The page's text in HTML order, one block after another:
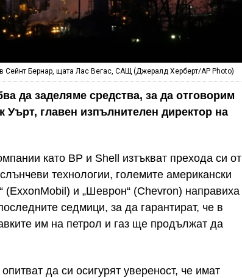
Сейнт Бернар, щата Лас Вегас, САЩ (Джералд Херберт/AP Photo)
да заделяме средства, за да отговорим
Уърт, главен изпълнителен директор на
като BP и Shell изтъкват прехода си от
технологии, големите американски
(ExxonMobil) и „Шеврон“ (Chevron) направиха
седмици, за да гарантират, че в
им на петрол и газ ще продължат да
да си осигурят увереност, че имат